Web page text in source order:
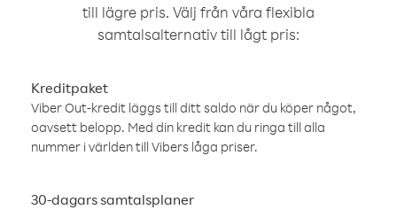
till lägre pris. Välj från våra flexibla
samtalsalternativ till lågt pris:
Kreditpaket
Viber Out-kredit läggs till ditt saldo när du köper något,
oavsett belopp. Med din kredit kan du ringa till alla
nummer i världen till Vibers låga priser.
30-dagars samtalsplaner